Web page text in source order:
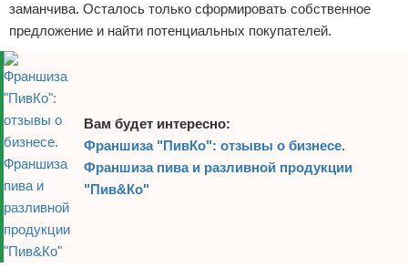
заманчива. Осталось только сформировать собственное
предложение и найти потенциальных покупателей.
Вам будет интересно:
Франшиза "ПивКо": отзывы о бизнесе.
Франшиза пива и разливной продукции
"Пив&Ко"